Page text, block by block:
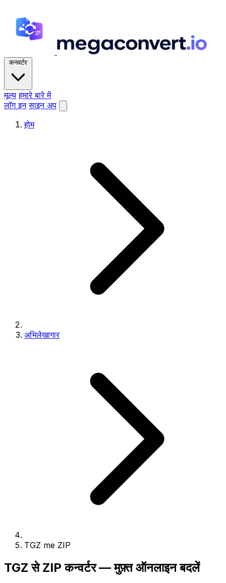
कनवर्टर
मूल्य हमारे बारे में
लॉग इन साइन अप
होम
अभिलेखागार
TGZ me ZIP
TGZ से ZIP कन्वर्टर — मुफ़्त ऑनलाइन बदलें